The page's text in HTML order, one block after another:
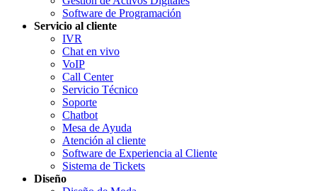
Software de Programación
Servicio al cliente
IVR
Chat en vivo
VoIP
Call Center
Servicio Técnico
Soporte
Chatbot
Mesa de Ayuda
Atención al cliente
Software de Experiencia al Cliente
Sistema de Tickets
Diseño